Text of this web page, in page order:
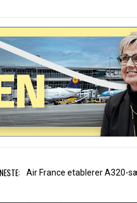
EasyJet-stifter hilser aft